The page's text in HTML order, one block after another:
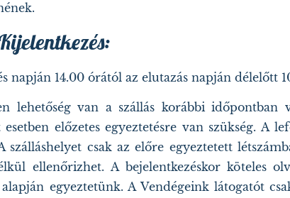
napján 14.00 órától az elutazás napján délelőtt
lehetőség van a szállás korábbi
előzetes egyeztetésre van szükség. A
szálláshelyet csak az előre egyeztetett
ellenőrizhet. A bejelentkezéskor köteles
egyeztetünk. A Vendégeink látogatót